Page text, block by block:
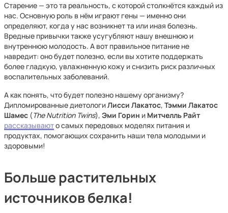
Старение — это та реальность, с которой столкнётся каждый из
нас. Основную роль в нём играют гены — именно они
определяют, когда у нас возникнет та или иная болезнь.
Вредные привычки также усугубляют нашу внешнюю и
внутреннюю молодость. А вот правильное питание не
навредит: оно будет полезно, если вы хотите поддержать
более гладкую, увлажненную кожу и снизить риск различных
воспалительных заболеваний.
А как понять, что будет полезно нашему организму?
Дипломированные диетологиЛисси Лакатос, Тэмми Лакатос
Шамес (The Nutrition Twins), Эми Горин и Митчелль Райт
рассказываюто самых передовых моделях питания и
продуктах, помогающих сохранить наши тела молодыми и
здоровыми!
Больше растительных
источников белка!